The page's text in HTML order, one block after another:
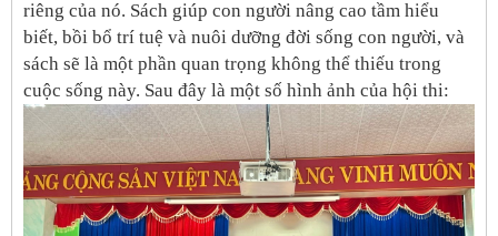
riêng của nó. Sách giúp con người nâng cao tầm hiểu
biết, bồi bổ trí tuệ và nuôi dưỡng đời sống con người, và
sách sẽ là một phần quan trọng không thể thiếu trong
cuộc sống này. Sau đây là một số hình ảnh của hội thi: